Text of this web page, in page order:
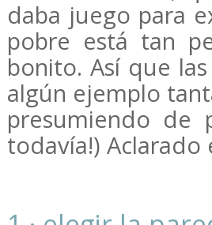
daba juego para
pobre está tan
bonito. Así que
algún ejemplo
presumiendo de
todavía!) Aclarado